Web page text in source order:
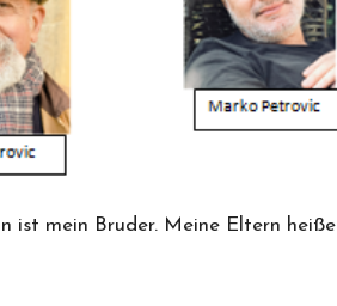
ist mein Bruder. Meine Eltern